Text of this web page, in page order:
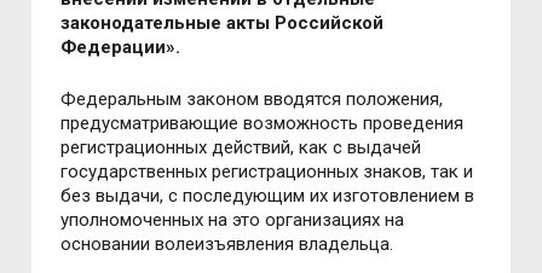
законодательные акты Российской
Федерации».
Федеральным законом вводятся положения,
предусматривающие возможность проведения
регистрационных действий, как с выдачей
государственных регистрационных знаков, так и
без выдачи, с последующим их изготовлением в
уполномоченных на это организациях на
основании волеизъявления владельца.